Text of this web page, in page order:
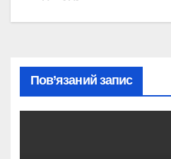
Пов’язаний запис